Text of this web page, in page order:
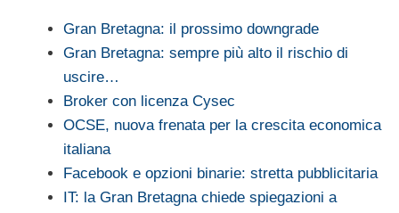
Gran Bretagna: il prossimo downgrade
Gran Bretagna: sempre più alto il rischio di
uscire…
Broker con licenza Cysec
OCSE, nuova frenata per la crescita economica
italiana
Facebook e opzioni binarie: stretta pubblicitaria
IT: la Gran Bretagna chiede spiegazioni a